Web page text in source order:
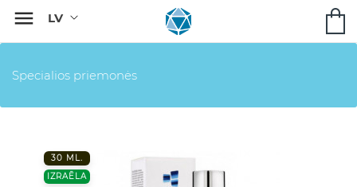

Specialios priemonės
30 ML.
IZRAĒLA